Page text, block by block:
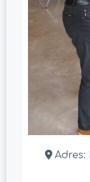
Adres: